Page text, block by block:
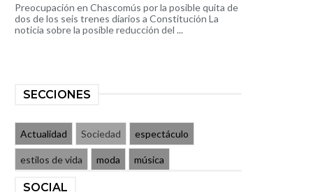
Preocupación en Chascomús por la posible quita de
dos de los seis trenes diarios a Constitución La
noticia sobre la posible reducción del ...
SECCIONES
Actualidad Sociedad espectáculo
estilos de vida moda música
SOCIAL